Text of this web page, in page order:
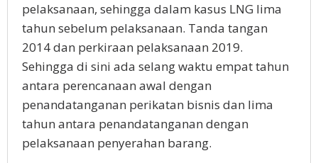
pelaksanaan, sehingga dalam kasus LNG lima
tahun sebelum pelaksanaan. Tanda tangan
2014 dan perkiraan pelaksanaan 2019.
Sehingga di sini ada selang waktu empat tahun
antara perencanaan awal dengan
penandatanganan perikatan bisnis dan lima
tahun antara penandatanganan dengan
pelaksanaan penyerahan barang.